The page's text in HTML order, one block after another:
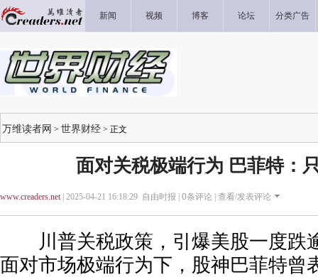
新闻 视频 博客 论坛 分类广告
万维读者网 > 世界财经 > 正文
面对关税极端行为 巴菲特：
www.creaders.net| 2025-04-21 16:18:29 自由时报 | 0条评论 | 查看/发表评论
川普关税政策，引爆美股一度跌
面对市场极端行为下，股神巴菲特曾